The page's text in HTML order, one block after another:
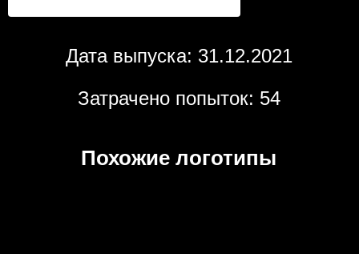
Дата выпуска: 31.12.2021
Затрачено попыток: 54
Похожие логотипы